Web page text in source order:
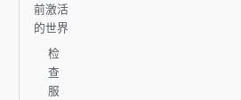
前激活
的世界
检
查
服